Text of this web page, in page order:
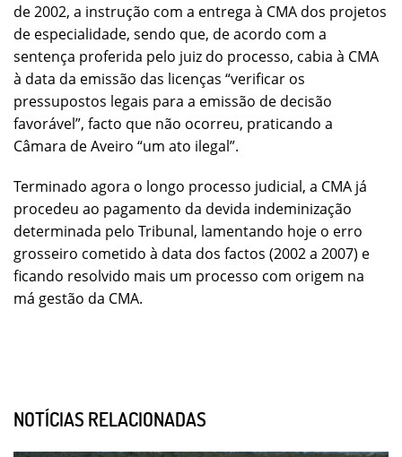
de 2002, a instrução com a entrega à CMA dos projetos
de especialidade, sendo que, de acordo com a
sentença proferida pelo juiz do processo, cabia à CMA
à data da emissão das licenças “verificar os
pressupostos legais para a emissão de decisão
favorável”, facto que não ocorreu, praticando a
Câmara de Aveiro “um ato ilegal”.
Terminado agora o longo processo judicial, a CMA já
procedeu ao pagamento da devida indeminização
determinada pelo Tribunal, lamentando hoje o erro
grosseiro cometido à data dos factos (2002 a 2007) e
ficando resolvido mais um processo com origem na
má gestão da CMA.
NOTÍCIAS RELACIONADAS